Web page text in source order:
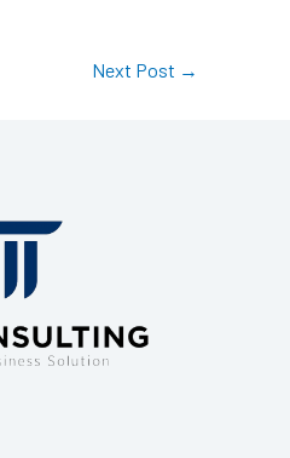
Next Post →